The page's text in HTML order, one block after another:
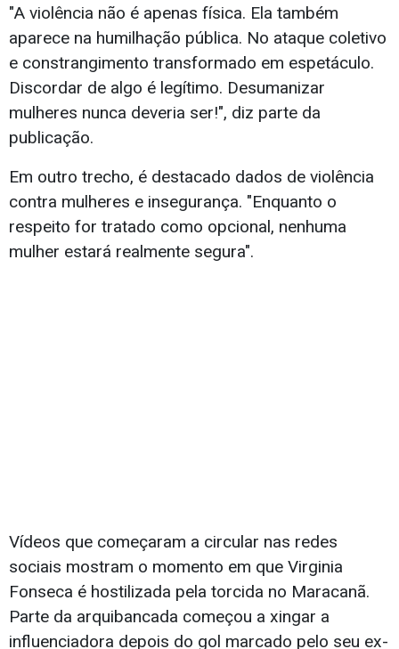
"A violência não é apenas física. Ela também
aparece na humilhação pública. No ataque coletivo
e constrangimento transformado em espetáculo.
Discordar de algo é legítimo. Desumanizar
mulheres nunca deveria ser!", diz parte da
publicação.
Em outro trecho, é destacado dados de violência
contra mulheres e insegurança. "Enquanto o
respeito for tratado como opcional, nenhuma
mulher estará realmente segura".
Vídeos que começaram a circular nas redes
sociais mostram o momento em que Virginia
Fonseca é hostilizada pela torcida no Maracanã.
Parte da arquibancada começou a xingar a
influenciadora depois do gol marcado pelo seu ex-